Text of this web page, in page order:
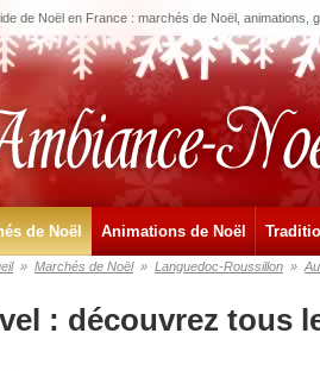
de Noël en France : marchés de Noël, animations,
de Noël Animations de Noël
» Marchés de Noël » Languedoc-Roussillon »
: découvrez tous